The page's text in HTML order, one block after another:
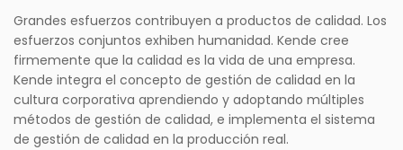
Grandes esfuerzos contribuyen a productos de calidad. Los
esfuerzos conjuntos exhiben humanidad. Kende cree
firmemente que la calidad es la vida de una empresa.
Kende integra el concepto de gestión de calidad en la
cultura corporativa aprendiendo y adoptando múltiples
métodos de gestión de calidad, e implementa el sistema
de gestión de calidad en la producción real.